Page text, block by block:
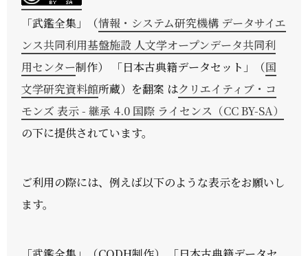
「武鑑全集 」（情報・システム研究機構 データサイエ
ンス共同利用基盤施設 人文学オープンデータ共同利
用センター制作） 「日本古典籍データセット」（国
文学研究資料館所蔵）を翻案 はクリエイティブ・コ
モンズ 表示 - 継承 4.0 国際 ライセンス（CC BY-SA）
の下に提供されています。
ご利用の際には、例えば以下のような表示をお願いし
ます。